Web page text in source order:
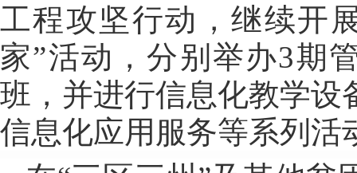
工程攻坚行动，继续开
家”活动，分别举办3期
班，并进行信息化教学设
信息化应用服务等系列活